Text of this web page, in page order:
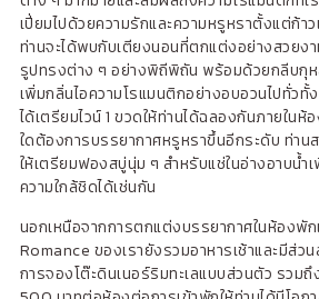
เปี่ยมไปด้วยความรักและความหรูหราตั้งแต่ก้
ท่านจะได้พบกับเตียงนอนที่ตกแต่งอย่างสวยง
รูปทรงต่าง ๆ อย่างพิถีพิถัน พร้อมด้วยกลีบกุห
เพิ่มกลิ่นไอความโรแมนติกอย่างอบอวนไปทั่วทั้
ได้เตรียมไวน์ 1 ขวดให้ท่านได้ฉลองกันภายใน
ใดต้องการบรรยากาศหรูหราขึ้นอีกระดับ ท่าน
ให้เตรียมฟองสบู่นุ่ม ๆ สำหรับแช่ในอ่างอาบน้ำ
ความใกล้ชิดได้เช่นกัน
นอกเหนือจากการตกแต่งบรรยากาศในห้องพั
Romance ของเรายังรวมอาหารเช้าและมีส่ว
การจองโต๊ะดินเนอร์ริมทะเลแบบส่วนตัว รวม